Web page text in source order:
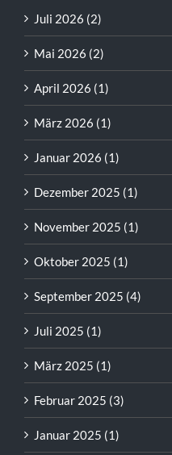
Juli 2026 (2)
Mai 2026 (2)
April 2026 (1)
März 2026 (1)
Januar 2026 (1)
Dezember 2025 (1)
November 2025 (1)
Oktober 2025 (1)
September 2025 (4)
Juli 2025 (1)
März 2025 (1)
Februar 2025 (3)
Januar 2025 (1)